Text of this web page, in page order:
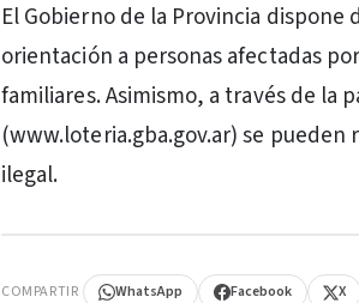
El Gobierno de la Provincia
orientación a personas afectadas
familiares. Asimismo, a través de la
(www.loteria.gba.gov.ar) se
ilegal.
COMPARTIR WhatsApp Facebook X